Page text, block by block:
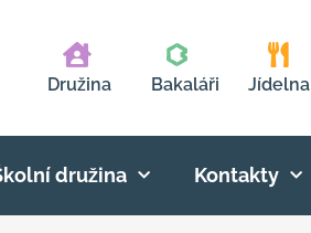
Družina Bakaláři Jídelna
družina Kontakty